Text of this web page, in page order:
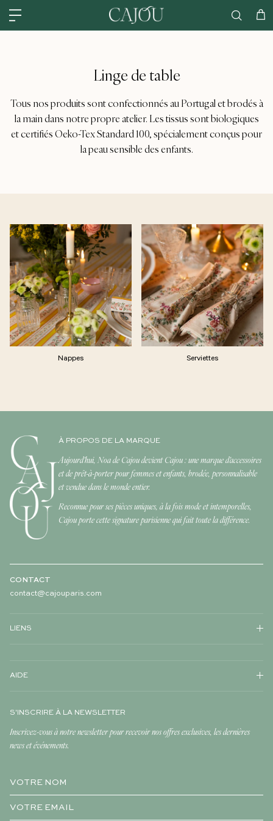
États-Unis : EXPÉDIÉ À partir de ENTREPÔT AMÉRICAIN DE
Linge de table
Tous nos produits sont confectionnés au Portugal et brodés à
la main dans notre propre atelier. Les tissus sont biologiques
et certifiés Oeko-Tex Standard 100, spécialement conçus pour
la peau sensible des enfants.
Nappes Serviettes
À PROPOS DE LA MARQUE
Aujourd'hui, Noa de Cajou devient Cajou : une marque d'accessoires
et de prêt-à-porter pour femmes et enfants, brodée, personnalisable
et vendue dans le monde entier.
Reconnue pour ses pièces uniques, à la fois mode et intemporelles,
Cajou porte cette signature parisienne qui fait toute la différence.
CONTACT
contact@cajouparis.com
LIENS
AIDE
S'INSCRIRE À LA NEWSLETTER
Inscrivez-vous à notre newsletter pour recevoir nos offres exclusives, les dernières
news et événements.